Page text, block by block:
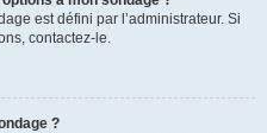
est défini par l’administrateur. Si
contactez-le.
?